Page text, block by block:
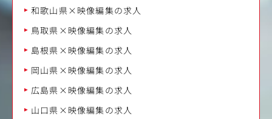
和歌山県×映像編集の求人
鳥取県×映像編集の求人
島根県×映像編集の求人
岡山県×映像編集の求人
広島県×映像編集の求人
山口県×映像編集の求人